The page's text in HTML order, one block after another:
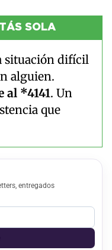
SOLA
situación difícil
alguien.
al *4141. Un
que
entregados